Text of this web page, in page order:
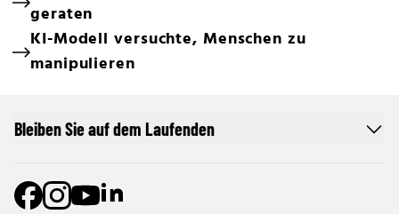
geraten
KI-Modell versuchte, Menschen zu
manipulieren
Bleiben Sie auf dem Laufenden